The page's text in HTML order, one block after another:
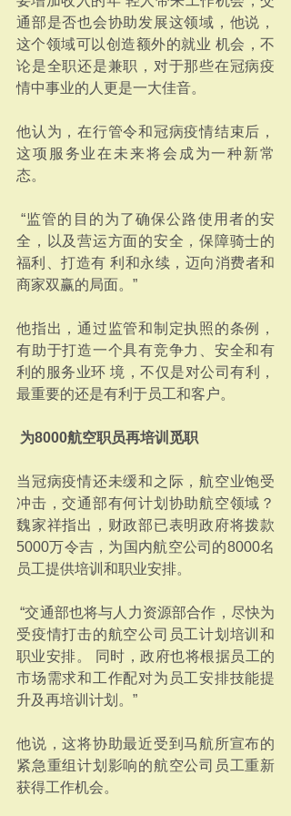
通部是否也会协助发展这领域，他说，
这个领域可以创造额外的就业 机会，不
论是全职还是兼职，对于那些在冠病疫
情中事业的人更是一大佳音。
他认为，在行管令和冠病疫情结束后，
这项服务业在未来将会成为一种新常
态。
“监管的目的为了确保公路使用者的安
全，以及营运方面的安全，保障骑士的
福利、打造有 利和永续，迈向消费者和
商家双赢的局面。”
他指出，通过监管和制定执照的条例，
有助于打造一个具有竞争力、安全和有
利的服务业环 境，不仅是对公司有利，
最重要的还是有利于员工和客户。
为8000航空职员再培训觅职
当冠病疫情还未缓和之际，航空业饱受
冲击，交通部有何计划协助航空领域？
魏家祥指出，财政部已表明政府将拨款
5000万令吉，为国内航空公司的8000名
员工提供培训和职业安排。
“交通部也将与人力资源部合作，尽快为
受疫情打击的航空公司员工计划培训和
职业安排。 同时，政府也将根据员工的
市场需求和工作配对为员工安排技能提
升及再培训计划。”
他说，这将协助最近受到马航所宣布的
紧急重组计划影响的航空公司员工重新
获得工作机会。